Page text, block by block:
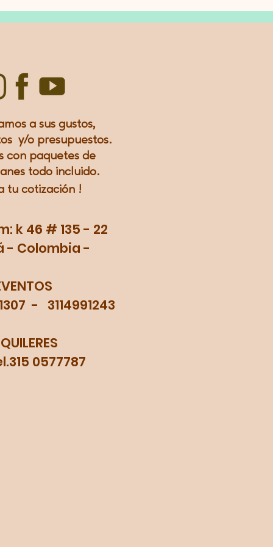
a sus gustos,
y/o presupuestos.
con paquetes de
todo incluido.
tu cotización !
k 46 # 135 - 22
- Colombia -
- 3114991243
0577787